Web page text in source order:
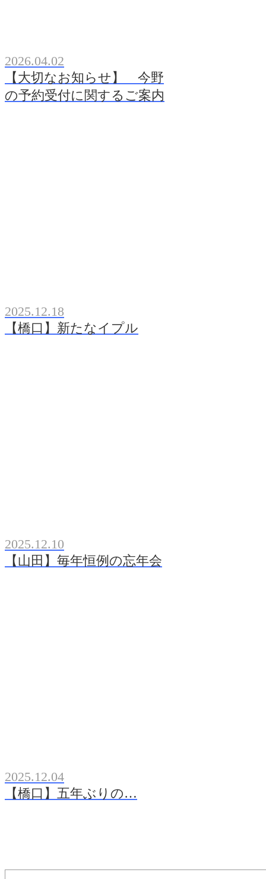
2026.04.02
【大切なお知らせ】 今野
の予約受付に関するご案内
2025.12.18
【橋口】新たなイプル
2025.12.10
【山田】毎年恒例の忘年会
2025.12.04
【橋口】五年ぶりの…